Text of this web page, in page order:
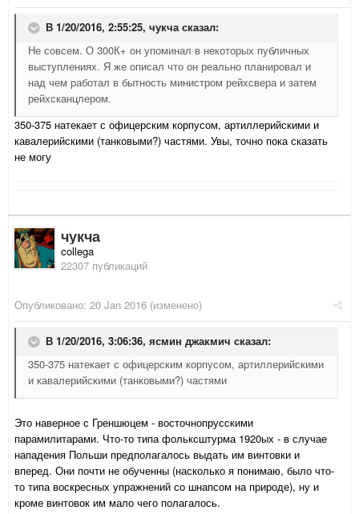
В 1/20/2016, 2:55:25, чукчасказал:
Не совсем. О 300К+ он упоминал в некоторых публичных
выступлениях. Я же описал что он реально планировал и
над чем работал в бытность министром рейхсвера и затем
рейхсканцлером.
350-375 натекает с офицерским корпусом, артиллерийскими и
кавалерийскими (танковыми?) частями. Увы, точно пока сказать
не могу
чукча
collega
22307 публикаций
Опубликовано: 20 Jan 2016 (изменено)
В 1/20/2016, 3:06:36, ясмин джакмич сказал:
350-375 натекает с офицерским корпусом, артиллерийскими
и кавалерийскими (танковыми?) частями
Это наверное с Греншюцем - восточнопрусскими
парамилитарами. Что-то типа фольксштурма 1920ых - в случае
нападения Польши предполагалось выдать им винтовки и
вперед. Они почти не обученны (насколько я понимаю, было что-
то типа воскресных упражнений со шнапсом на природе), ну и
кроме винтовок им мало чего полагалось.